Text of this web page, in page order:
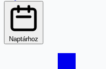
Naptárhoz